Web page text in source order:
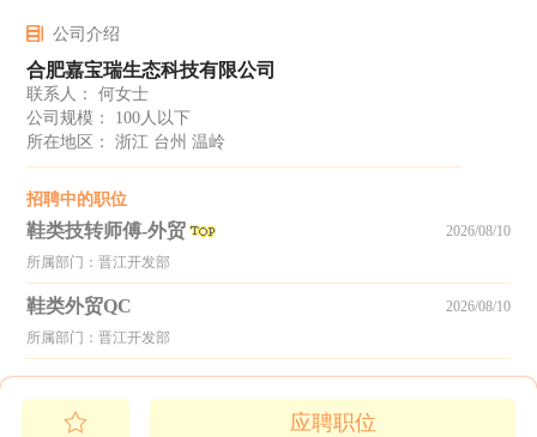
公司介绍
合肥嘉宝瑞生态科技有限公司
联系人： 何女士
公司规模： 100人以下
所在地区： 浙江 台州 温岭
招聘中的职位
鞋类技转师傅-外贸
所属部门：晋江开发部
2026/08/10
鞋类外贸QC
所属部门：晋江开发部
2026/08/10
应聘职位